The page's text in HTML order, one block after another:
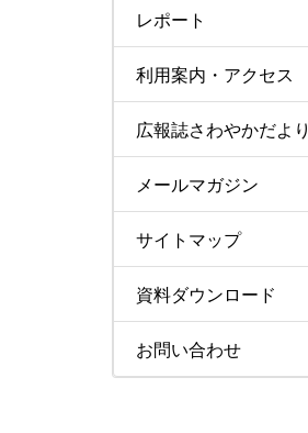
レポート
利用案内・アクセス
広報誌さわやかだより
メールマガジン
サイトマップ
資料ダウンロード
お問い合わせ